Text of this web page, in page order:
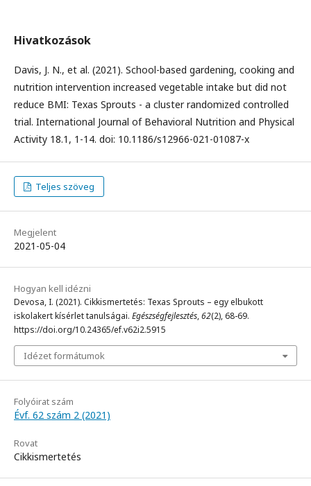
Hivatkozások
Davis, J. N., et al. (2021). School-based gardening, cooking and
nutrition intervention increased vegetable intake but did not
reduce BMI: Texas Sprouts - a cluster randomized controlled
trial. International Journal of Behavioral Nutrition and Physical
Activity 18.1, 1-14. doi: 10.1186/s12966-021-01087-x
Teljes szöveg
Megjelent
2021-05-04
Hogyan kell idézni
Devosa, I. (2021). Cikkismertetés: Texas Sprouts – egy elbukott
iskolakert kísérlet tanulságai. Egészségfejlesztés,62(2), 68-69.
https://doi.org/10.24365/ef.v62i2.5915
Idézet formátumok
Folyóirat szám
Évf. 62 szám 2 (2021)
Rovat
Cikkismertetés